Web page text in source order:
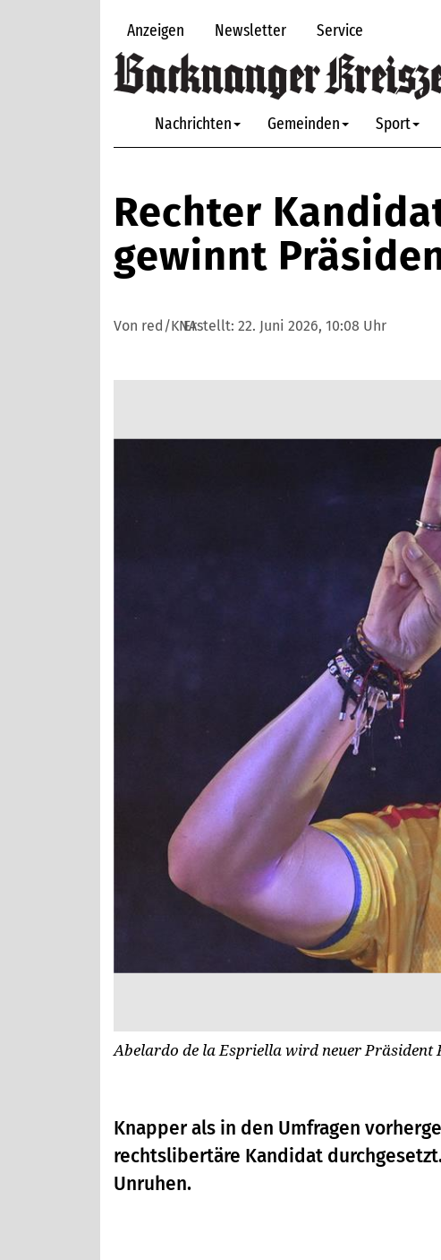
Anzeigen Newsletter Service
Nachrichten Gemeinden Sport
Rechter
gewinnt
Von red/KNAErstellt: 22. Juni 2026, 10:08 Uhr
Abelardo de la Espriella wird neuer Präsident
Knapper als in den Umfragen
rechtslibertäre Kandidat
Unruhen.